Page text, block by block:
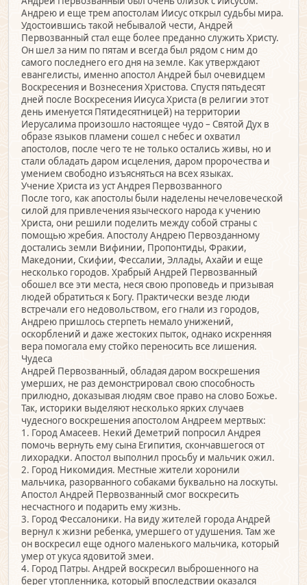
Андрею и еще трем апостолам Иисус открыл судьбы мира.
Удостоившись такой небывалой чести, Андрей
Первозванный стал еще более преданно служить Христу.
Он шел за ним по пятам и всегда был рядом с ним до
самого последнего его дня на земле. Как утверждают
евангелисты, именно апостол Андрей был очевидцем
Воскресения и Вознесения Христова. Спустя пятьдесят
дней после Воскресения Иисуса Христа (в религии этот
день именуется Пятидесятницей) на территории
Иерусалима произошло настоящее чудо – Святой Дух в
образе языков пламени сошел с небес и охватил
апостолов, после чего те не только остались живы, но и
стали обладать даром исцеления, даром пророчества и
умением свободно изъясняться на всех языках.
Учение Христа из уст Андрея Первозванного
После того, как апостолы были наделены нечеловеческой
силой для привлечения языческого народа к учению
Христа, они решили поделить между собой страны с
помощью жребия. Апостолу Андрею Первозданному
достались земли Вифинии, Пропонтиды, Фракии,
Македонии, Скифии, Фессалии, Эллады, Ахайи и еще
несколько городов. Храбрый Андрей Первозванный
обошел все эти места, неся свою проповедь и призывая
людей обратиться к Богу. Практически везде люди
встречали его недовольством, его гнали из городов,
Андрею пришлось стерпеть немало унижений,
оскорблений и даже жестоких пыток, однако искренняя
вера помогала ему стойко переносить все лишения.
Чудеса
Андрей Первозванный, обладая даром воскрешения
умерших, не раз демонстрировал свою способность
прилюдно, доказывая людям свое право на слово Божье.
Так, историки выделяют несколько ярких случаев
чудесного воскрешения апостолом Андреем мертвых:
1. Город Амасеев. Некий Деметрий попросил Андрея
помочь вернуть ему сына Египития, скончавшегося от
лихорадки. Апостол выполнил просьбу и мальчик ожил.
2. Город Никомидия. Местные жители хоронили
мальчика, разорванного собаками буквально на лоскуты.
Апостол Андрей Первозванный смог воскресить
несчастного и подарить ему жизнь.
3. Город Фессалоники. На виду жителей города Андрей
вернул к жизни ребенка, умершего от удушения. Там же
он воскресил еще одного маленького мальчика, который
умер от укуса ядовитой змеи.
4. Город Патры. Андрей воскресил выброшенного на
берег утопленника, который впоследствии оказался